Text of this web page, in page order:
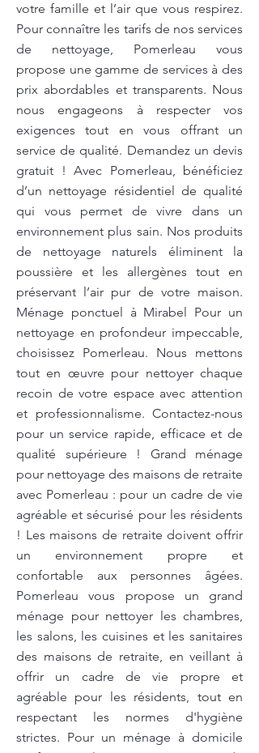
votre famille et l’air que vous respirez.
Pour connaître les tarifs de nos services
de nettoyage, Pomerleau vous
propose une gamme de services à des
prix abordables et transparents. Nous
nous engageons à respecter vos
exigences tout en vous offrant un
service de qualité. Demandez un devis
gratuit ! Avec Pomerleau, bénéficiez
d’un nettoyage résidentiel de qualité
qui vous permet de vivre dans un
environnement plus sain. Nos produits
de nettoyage naturels éliminent la
poussière et les allergènes tout en
préservant l’air pur de votre maison.
Ménage ponctuel à Mirabel Pour un
nettoyage en profondeur impeccable,
choisissez Pomerleau. Nous mettons
tout en œuvre pour nettoyer chaque
recoin de votre espace avec attention
et professionnalisme. Contactez-nous
pour un service rapide, efficace et de
qualité supérieure ! Grand ménage
pour nettoyage des maisons de retraite
avec Pomerleau : pour un cadre de vie
agréable et sécurisé pour les résidents
! Les maisons de retraite doivent offrir
un environnement propre et
confortable aux personnes âgées.
Pomerleau vous propose un grand
ménage pour nettoyer les chambres,
les salons, les cuisines et les sanitaires
des maisons de retraite, en veillant à
offrir un cadre de vie propre et
agréable pour les résidents, tout en
respectant les normes d'hygiène
strictes. Pour un ménage à domicile